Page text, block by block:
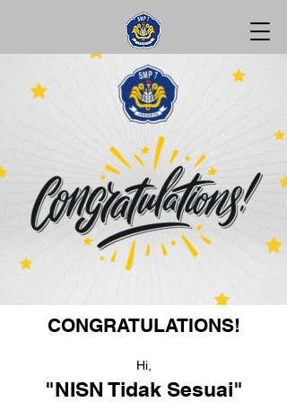
CONGRATULATIONS!
Hi,
"NISN Tidak Sesuai"